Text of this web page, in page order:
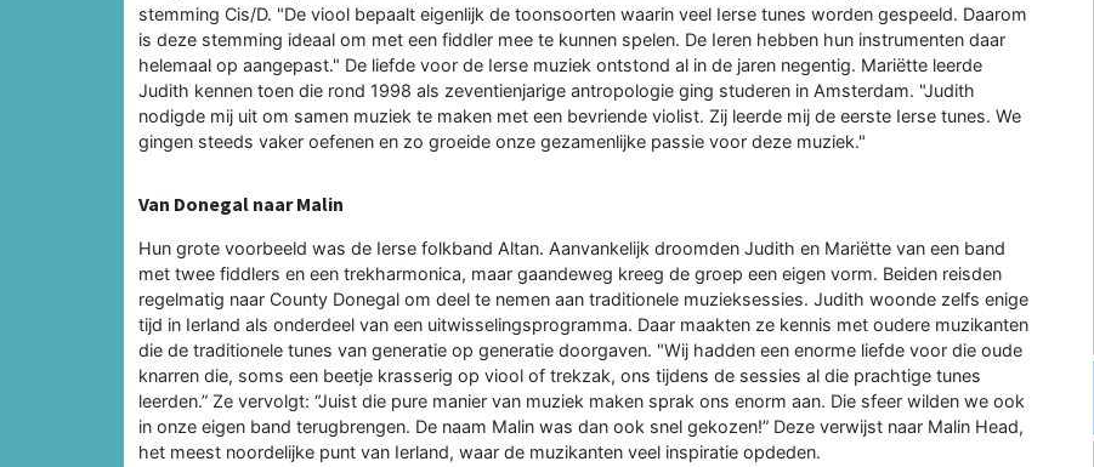
stemming Cis/D. "De viool bepaalt eigenlijk de toonsoorten waarin veel Ierse tunes worden gespeeld. Daarom
is deze stemming ideaal om met een fiddler mee te kunnen spelen. De Ieren hebben hun instrumenten daar
helemaal op aangepast." De liefde voor de Ierse muziek ontstond al in de jaren negentig. Mariëtte leerde
Judith kennen toen die rond 1998 als zeventienjarige antropologie ging studeren in Amsterdam. "Judith
nodigde mij uit om samen muziek te maken met een bevriende violist. Zij leerde mij de eerste Ierse tunes. We
gingen steeds vaker oefenen en zo groeide onze gezamenlijke passie voor deze muziek."
Van Donegal naar Malin
Hun grote voorbeeld was de Ierse folkband Altan. Aanvankelijk droomden Judith en Mariëtte van een band
met twee fiddlers en een trekharmonica, maar gaandeweg kreeg de groep een eigen vorm. Beiden reisden
regelmatig naar County Donegal om deel te nemen aan traditionele muzieksessies. Judith woonde zelfs enige
tijd in Ierland als onderdeel van een uitwisselingsprogramma. Daar maakten ze kennis met oudere muzikanten
die de traditionele tunes van generatie op generatie doorgaven. "Wij hadden een enorme liefde voor die oude
knarren die, soms een beetje krasserig op viool of trekzak, ons tijdens de sessies al die prachtige tunes
leerden.” Ze vervolgt: “Juist die pure manier van muziek maken sprak ons enorm aan. Die sfeer wilden we ook
in onze eigen band terugbrengen. De naam Malin was dan ook snel gekozen!” Deze verwijst naar Malin Head,
het meest noordelijke punt van Ierland, waar de muzikanten veel inspiratie opdeden.